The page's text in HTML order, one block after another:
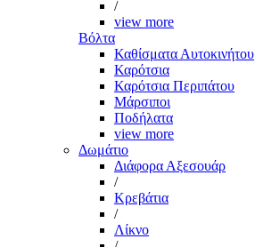
/
view more
Βόλτα
Καθίσματα Αυτοκινήτου
Καρότσια
Καρότσια Περιπάτου
Μάρσιποι
Ποδήλατα
view more
Δωμάτιο
Διάφορα Αξεσουάρ
/
Κρεβάτια
/
Λίκνο